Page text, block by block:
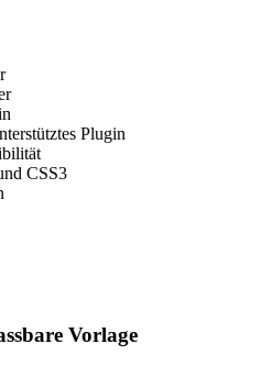
Plugin
CSS3
Vorlage